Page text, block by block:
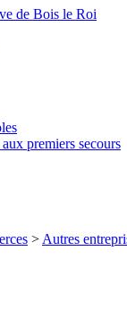
de Bois le Roi
premiers secours
> Autres